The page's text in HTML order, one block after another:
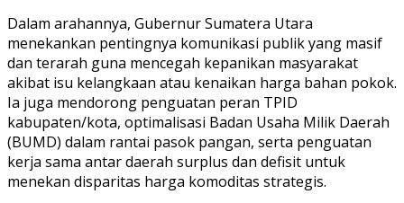
Dalam arahannya, Gubernur Sumatera Utara
menekankan pentingnya komunikasi publik yang masif
dan terarah guna mencegah kepanikan masyarakat
akibat isu kelangkaan atau kenaikan harga bahan pokok.
Ia juga mendorong penguatan peran TPID
kabupaten/kota, optimalisasi Badan Usaha Milik Daerah
(BUMD) dalam rantai pasok pangan, serta penguatan
kerja sama antar daerah surplus dan defisit untuk
menekan disparitas harga komoditas strategis.